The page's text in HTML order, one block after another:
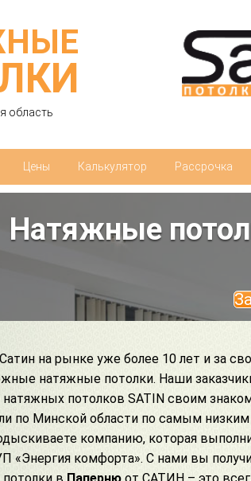
область
Цены Калькулятор Рассрочка
Натяжные
на рынке уже более 10 лет и за
натяжные потолки. Наши
натяжных потолков SATIN своим
по Минской области по самым
компанию, которая
«Энергия комфорта». С нами вы
в Паперню от САТИН – это